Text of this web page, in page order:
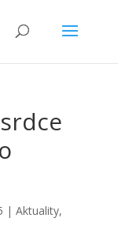
| Aktuality,